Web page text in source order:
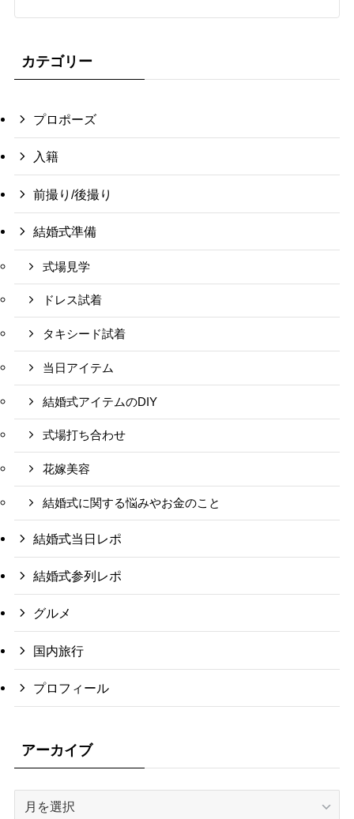
カテゴリー
プロポーズ
入籍
前撮り/後撮り
結婚式準備
式場見学
ドレス試着
タキシード試着
当日アイテム
結婚式アイテムのDIY
式場打ち合わせ
花嫁美容
結婚式に関する悩みやお金のこと
結婚式当日レポ
結婚式参列レポ
グルメ
国内旅行
プロフィール
アーカイブ